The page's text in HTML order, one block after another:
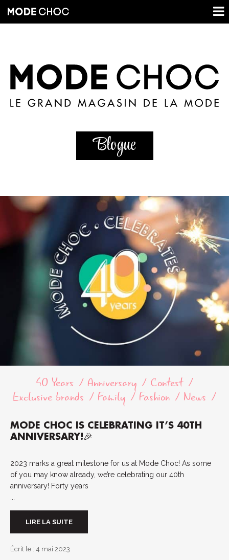
Blogue
40 Years Anniversary
Contest
Exclusive brands
Family Fashion News
MODE CHOC IS CELEBRATING IT’S 40TH
ANNIVERSARY!🎉
2023 marks a great milestone for us at Mode Choc! As some
of you may know already, we’re celebrating our 40th
anniversary! Forty years
LIRE LA SUITE
Écrit le : 4 mai 2023